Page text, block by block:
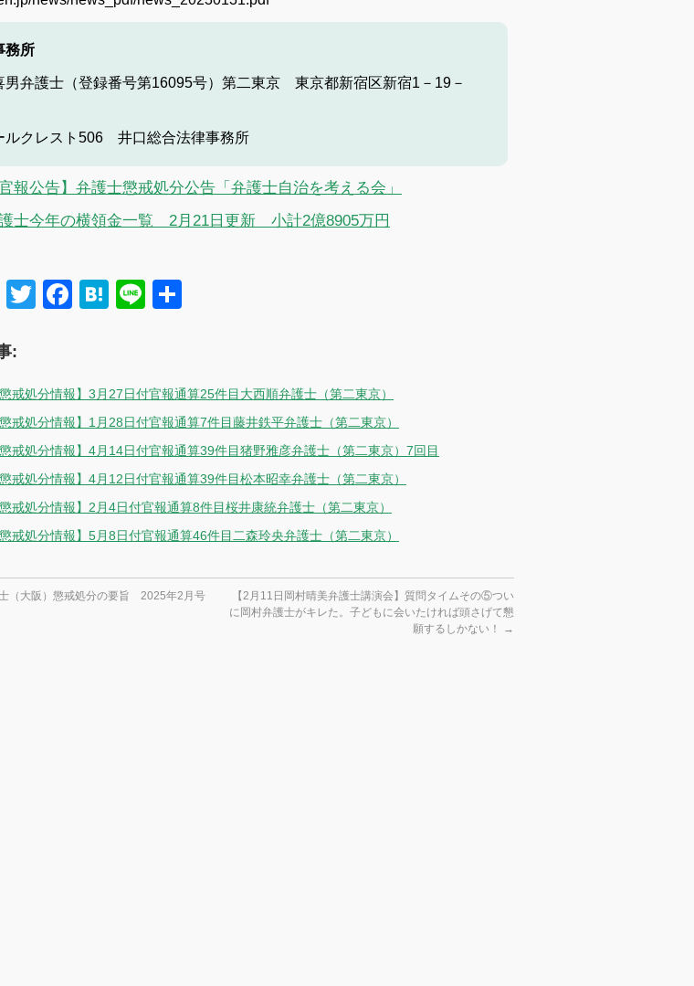
務所
男弁護士（登録番号第16095号）第二東京 東京都新宿区新宿1－19－
ルクレスト506 井口総合法律事務所
官報公告】弁護士懲戒処分公告「弁護士自治を考える会」
士今年の横領金一覧 2月21日更新 小計2億8905万円
X TwitterFacebook
Hatena
Line
:
懲戒処分情報】3月27日付官報通算25件目大西順弁護士（第二東京）
懲戒処分情報】1月28日付官報通算7件目藤井鉄平弁護士（第二東京）
懲戒処分情報】4月14日付官報通算39件目猪野雅彦弁護士（第二東京）7回目
懲戒処分情報】4月12日付官報通算39件目松本昭幸弁護士（第二東京）
懲戒処分情報】2月4日付官報通算8件目桜井康統弁護士（第二東京）
懲戒処分情報】5月8日付官報通算46件目二森玲央弁護士（第二東京）
（大阪）懲戒処分の要旨 2025年2月号
【2月11日岡村晴美弁護士講演会】質問タイムその⑤つい
に岡村弁護士がキレた。子どもに会いたければ頭さげて懇
願するしかない！
→